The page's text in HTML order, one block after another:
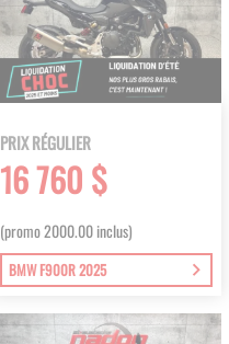
PRIX RÉGULIER
16 760 $
(promo 2000.00 inclus)
BMW F900R 2025